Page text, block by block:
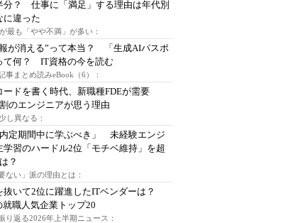
分？ 仕事に「満足」する理由は年代別
に違った
最も「やや不満」が多い：
が消える”って本当？ 「生成AIパスポ
て何？ IT資格の今を読む
事まとめ読みeBook（6）：
ードを書く時代、新職種FDEが需要
のエンジニアが思う理由
し異なる：
定期間中に学ぶべき」 未経験エンジ
学習のハードル2位「モチベ維持」を超
？
ない」派の理由とは：
抜いて2位に躍進したITベンダーは？
就職人気企業トップ20
り返る2026年上半期ニュース：